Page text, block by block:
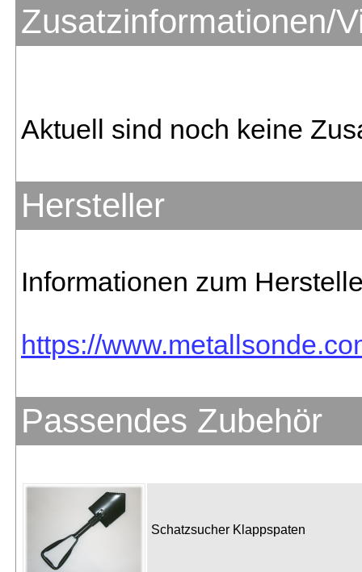
Zusatzinformationen/
Aktuell sind noch keine
Hersteller
Informationen zum
https://
Passendes Zubehör
Schatzsucher Klappspaten